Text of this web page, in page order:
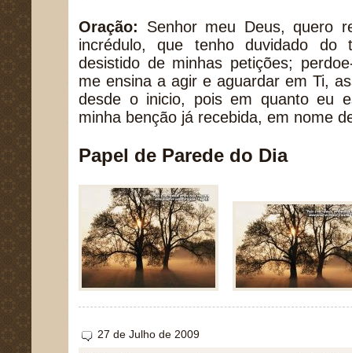
Oração: Senhor meu Deus, quero
incrédulo, que tenho duvidado
desistido de minhas petições;
me ensina a agir e aguardar em Ti,
desde o inicio, pois em quanto eu
minha benção já recebida, em nome
Papel de Parede do Dia
27 de Julho de 2009